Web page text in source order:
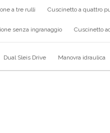
a tre rulli Cuscinetto a quattro
senza ingranaggio Cuscinetto
Dual Sleis Drive Manovra idraulica